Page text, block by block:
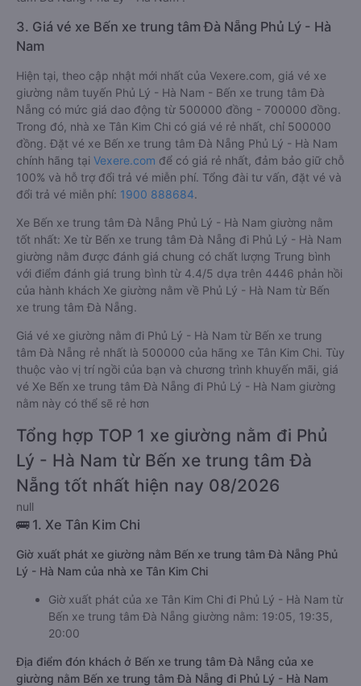
3. Giá vé xe Bến xe trung tâm Đà Nẵng Phủ Lý - Hà
Nam
Hiện tại, theo cập nhật mới nhất của Vexere.com, giá vé xe
giường nằm tuyến Phủ Lý - Hà Nam - Bến xe trung tâm Đà
Nẵng có mức giá dao động từ 500000 đồng - 700000 đồng.
Trong đó, nhà xe Tân Kim Chi có giá vé rẻ nhất, chỉ 500000
đồng. Đặt vé xe Bến xe trung tâm Đà Nẵng Phủ Lý - Hà Nam
chính hãng tại Vexere.com để có giá rẻ nhất, đảm bảo giữ chỗ
100% và hỗ trợ đổi trả vé miễn phí. Tổng đài tư vấn, đặt vé và
đổi trả vé miễn phí: 1900 888684.
Xe Bến xe trung tâm Đà Nẵng Phủ Lý - Hà Nam giường nằm
tốt nhất: Xe từ Bến xe trung tâm Đà Nẵng đi Phủ Lý - Hà Nam
giường nằm được đánh giá chung có chất lượng Trung bình
với điểm đánh giá trung bình từ 4.4/5 dựa trên 4446 phản hồi
của hành khách Xe giường nằm về Phủ Lý - Hà Nam từ Bến
xe trung tâm Đà Nẵng.
Giá vé xe giường nằm đi Phủ Lý - Hà Nam từ Bến xe trung
tâm Đà Nẵng rẻ nhất là 500000 của hãng xe Tân Kim Chi. Tùy
thuộc vào vị trí ngồi của bạn và chương trình khuyến mãi, giá
vé Xe Bến xe trung tâm Đà Nẵng đi Phủ Lý - Hà Nam giường
nằm này có thể sẽ rẻ hơn
Tổng hợp TOP 1 xe giường nằm đi Phủ
Lý - Hà Nam từ Bến xe trung tâm Đà
Nẵng tốt nhất hiện nay 08/2026
null
🚌 1. Xe Tân Kim Chi
Giờ xuất phát xe giường nằm Bến xe trung tâm Đà Nẵng Phủ
Lý - Hà Nam của nhà xe Tân Kim Chi
Giờ xuất phát của xe Tân Kim Chi đi Phủ Lý - Hà Nam từ
Bến xe trung tâm Đà Nẵng giường nằm: 19:05, 19:35,
20:00
Địa điểm đón khách ở Bến xe trung tâm Đà Nẵng của xe
giường nằm Bến xe trung tâm Đà Nẵng đi Phủ Lý - Hà Nam